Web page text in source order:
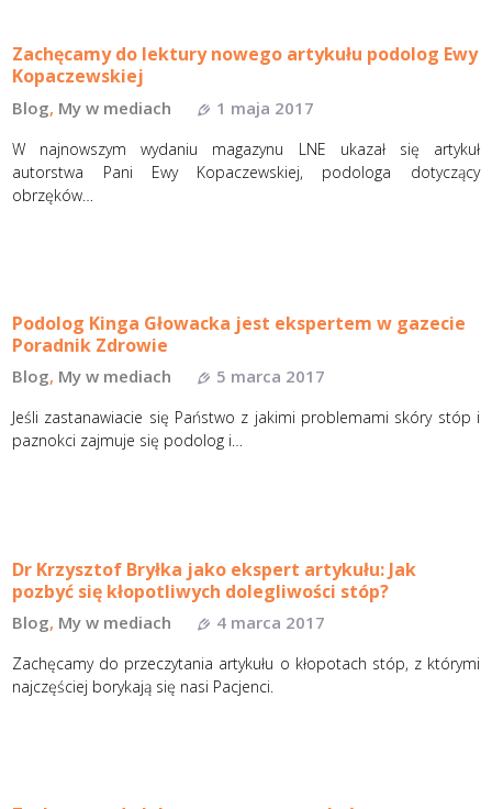
Zachęcamy do lektury nowego artykułu podolog Ewy
Kopaczewskiej
Blog, My w mediach 1 maja 2017
W najnowszym wydaniu magazynu LNE ukazał się artykuł
autorstwa Pani Ewy Kopaczewskiej, podologa dotyczący
obrzęków…
Podolog Kinga Głowacka jest ekspertem w gazecie
Poradnik Zdrowie
Blog, My w mediach 5 marca 2017
Jeśli zastanawiacie się Państwo z jakimi problemami skóry stóp i
paznokci zajmuje się podolog i…
Dr Krzysztof Bryłka jako ekspert artykułu: Jak
pozbyć się kłopotliwych dolegliwości stóp?
Blog, My w mediach 4 marca 2017
Zachęcamy do przeczytania artykułu o kłopotach stóp, z którymi
najczęściej borykają się nasi Pacjenci.